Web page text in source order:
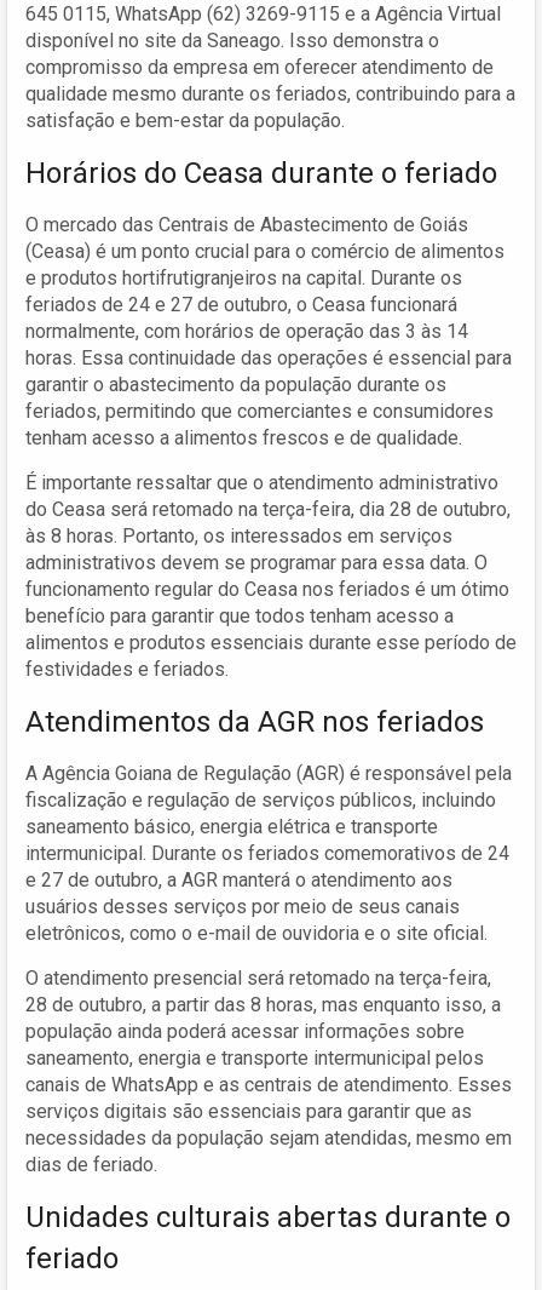
645 0115, WhatsApp (62) 3269-9115 e a Agência Virtual
disponível no site da Saneago. Isso demonstra o
compromisso da empresa em oferecer atendimento de
qualidade mesmo durante os feriados, contribuindo para a
satisfação e bem-estar da população.
Horários do Ceasa durante o feriado
O mercado das Centrais de Abastecimento de Goiás
(Ceasa) é um ponto crucial para o comércio de alimentos
e produtos hortifrutigranjeiros na capital. Durante os
feriados de 24 e 27 de outubro, o Ceasa funcionará
normalmente, com horários de operação das 3 às 14
horas. Essa continuidade das operações é essencial para
garantir o abastecimento da população durante os
feriados, permitindo que comerciantes e consumidores
tenham acesso a alimentos frescos e de qualidade.
É importante ressaltar que o atendimento administrativo
do Ceasa será retomado na terça-feira, dia 28 de outubro,
às 8 horas. Portanto, os interessados em serviços
administrativos devem se programar para essa data. O
funcionamento regular do Ceasa nos feriados é um ótimo
benefício para garantir que todos tenham acesso a
alimentos e produtos essenciais durante esse período de
festividades e feriados.
Atendimentos da AGR nos feriados
A Agência Goiana de Regulação (AGR) é responsável pela
fiscalização e regulação de serviços públicos, incluindo
saneamento básico, energia elétrica e transporte
intermunicipal. Durante os feriados comemorativos de 24
e 27 de outubro, a AGR manterá o atendimento aos
usuários desses serviços por meio de seus canais
eletrônicos, como o e-mail de ouvidoria e o site oficial.
O atendimento presencial será retomado na terça-feira,
28 de outubro, a partir das 8 horas, mas enquanto isso, a
população ainda poderá acessar informações sobre
saneamento, energia e transporte intermunicipal pelos
canais de WhatsApp e as centrais de atendimento. Esses
serviços digitais são essenciais para garantir que as
necessidades da população sejam atendidas, mesmo em
dias de feriado.
Unidades culturais abertas durante o
feriado